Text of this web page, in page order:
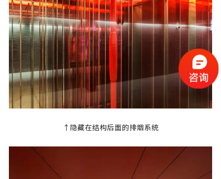
↑隐藏在结构后面的排烟系统